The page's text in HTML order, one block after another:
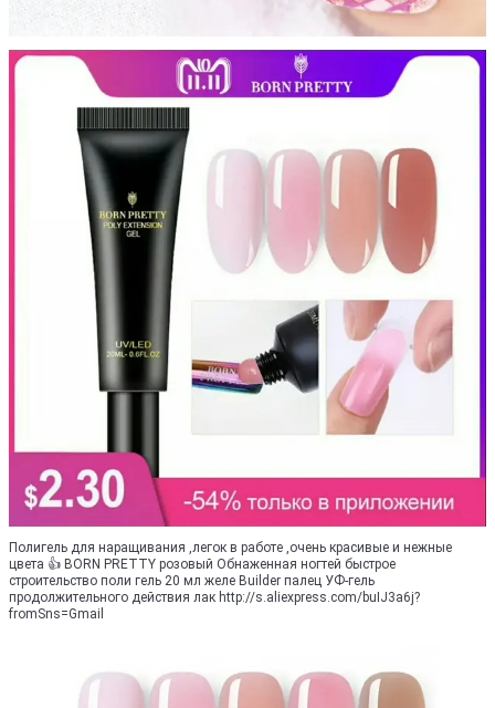
Полигель для наращивания ,легок в работе ,очень красивые и нежные
цвета 👍 BORN PRETTY розовый Обнаженная ногтей быстрое
строительство поли гель 20 мл желе Builder палец УФ-гель
продолжительного действия лак http://s.aliexpress.com/buIJ3a6j?
fromSns=Gmail